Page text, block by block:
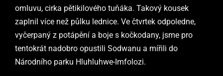
omluvu, cirka pětikilového tuňáka. Takový kousek
zaplnil více než půlku lednice. Ve čtvrtek odpoledne,
vyčerpaný z potápění a boje s kočkodany, jsme pro
tentokrát nadobro opustili Sodwanu a mířili do
Národního parku Hluhluhwe-Imfolozi.